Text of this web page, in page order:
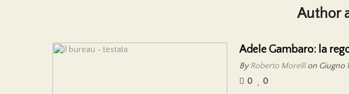
Author
Adele Gambaro: la
ByRoberto Morellion Giugno
0
0